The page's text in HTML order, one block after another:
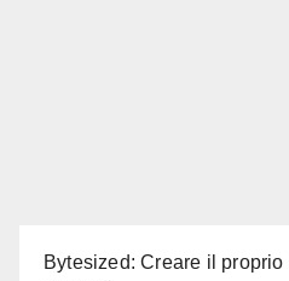
Bytesized: Creare il